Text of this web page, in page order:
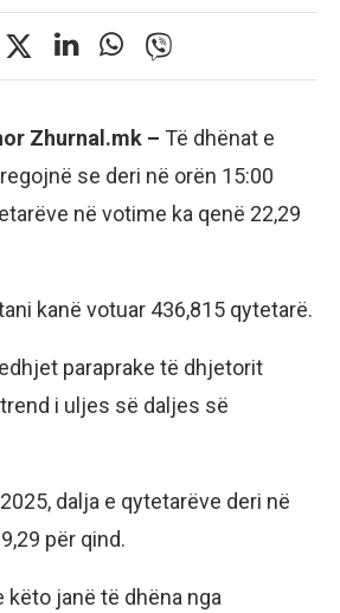
Zhurnal.mk – Të dhënat e
se deri në orën 15:00
në votime ka qenë 22,29
kanë votuar 436,815 qytetarë.
paraprake të dhjetorit
i uljes së daljes së
dalja e qytetarëve deri në
për qind.
këto janë të dhëna nga